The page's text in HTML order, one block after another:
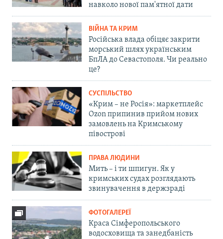
навколо нової пам'ятної дати
ВІЙНА ТА КРИМ
Російська влада обіцяє закрити
морський шлях українським
БпЛА до Севастополя. Чи реально
це?
СУСПІЛЬСТВО
«Крим – не Росія»: маркетплейс
Ozon припинив прийом нових
замовлень на Кримському
півострові
ПРАВА ЛЮДИНИ
Мить – і ти шпигун. Як у
кримських судах розглядають
звинувачення в держзраді
ФОТОГАЛЕРЕЇ
Краса Сімферопольського
водосховища та занедбаність